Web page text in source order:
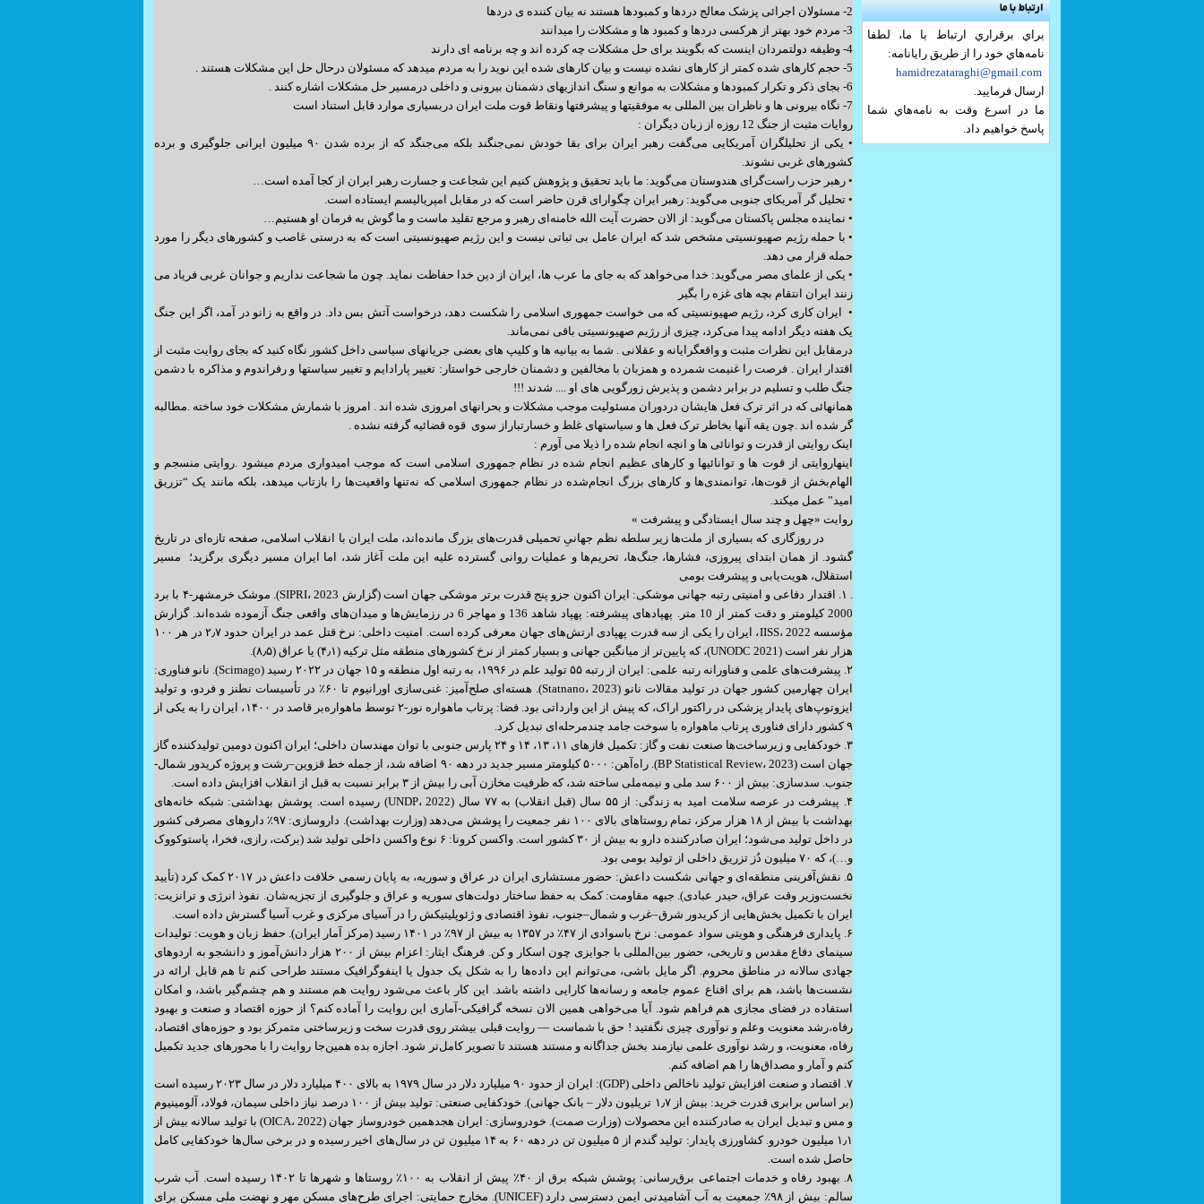
ارتباط با ما
براي برقراري ارتباط با ما، لطفا
نامه‌هاي خود را از طريق رايانامه:
hamidrezataraghi@gmail.com
ارسال فرماييد.
ما در اسرع وقت به نامه‌هاي شما
پاسخ خواهيم داد.
2- مسئولان اجرائی پزشک معالج دردها و کمبودها هستند نه بیان کننده ی دردها
3- مردم خود بهتر از هرکسی دردها و کمبود ها و مشکلات را میدانند
4- وظیفه دولتمردان اینست که بگویند برای حل مشکلات چه کرده اند و چه برنامه ای دارند
5- حجم کارهای شده کمتر از کارهای نشده نیست و بیان کارهای شده این نوید را به مردم میدهد که مسئولان درحال حل این مشکلات هستند .
6- بجای ذکر و تکرار کمبودها و مشکلات به موانع و سنگ اندازیهای دشمنان بیرونی و داخلی درمسیر حل مشکلات اشاره کنند .
7- نگاه بیرونی ها و ناظران بین المللی به موفقیتها و پیشرفتها ونقاط قوت ملت ایران دربسیاری موارد قابل استناد است
روایات مثبت از جنگ 12 روزه از زبان دیگران :
• یکی از تحلیلگران آمریکایی می‌گفت رهبر ایران برای بقا خودش نمی‌جنگند بلکه می‌جنگد که از برده شدن ۹۰ میلیون ایرانی جلوگیری و برده
کشورهای غربی نشوند.
• رهبر حزب راست‌گرای هندوستان می‌گوید: ما باید تحقیق و پژوهش کنیم این شجاعت و جسارت رهبر ایران از کجا آمده است…
• تحلیل گر آمریکای جنوبی می‌گوید: رهبر ایران چگوارای قرن حاضر است که در مقابل امپریالیسم ایستاده است.
• نماینده مجلس پاکستان می‌گوید: از الان حضرت آیت الله خامنه‌ای رهبر و مرجع تقلید ماست و ما گوش به فرمان او هستیم…
• با حمله رژیم صهیونسیتی مشخص شد که ایران عامل بی ثباتی نیست و این رژیم صهیونسیتی است که به درستی غاصب و کشورهای دیگر را مورد
حمله قرار می دهد.
• یکی از علمای مصر می‌گوید: خدا می‌خواهد که به جای ما عرب ها، ایران از دین خدا حفاظت نماید. چون ما شجاعت نداریم و جوانان غربی فریاد می
زنند ایران انتقام بچه های غزه را بگیر
• ایران کاری کرد، رژیم صهیونسیتی که می خواست جمهوری اسلامی را شکست دهد، درخواست آتش بس داد. در واقع به زانو در آمد، اگر این جنگ
یک هفته دیگر ادامه پیدا می‌کرد، چیزی از رژیم صهیونسیتی باقی نمی‌ماند.
درمقابل این نظرات مثبت و واقعگرایانه و عقلانی . شما به بیانیه ها و کلیپ های بعضی جریانهای سیاسی داخل کشور نگاه کنید که بجای روایت مثبت از
اقتدار ایران . فرصت را غنیمت شمرده و همزبان با مخالفین و دشمنان خارجی خواستار: تغییر پارادایم و تغییر سیاستها و رفراندوم و مذاکره با دشمن
جنگ طلب و تسلیم در برابر دشمن و پذیرش زورگویی های او .... شدند !!!
همانهائی که در اثر ترک فعل هایشان دردوران مسئولیت موجب مشکلات و بحرانهای امروزی شده اند . امروز با شمارش مشکلات خود ساخته .مطالبه
گر شده اند .چون یقه آنها بخاطر ترک فعل ها و سیاستهای غلط و خسارتباراز سوی قوه قضائیه گرفته نشده .
اینک روایتی از قدرت و توانائی ها و انچه انجام شده را ذیلا می آورم :
اینهاروایتی از قوت ها و توانائیها و کارهای عظیم انجام شده در نظام جمهوری اسلامی است که موجب امیدواری مردم میشود .روایتی منسجم و
الهام‌بخش از قوت‌ها، توانمندی‌ها و کارهای بزرگ انجام‌شده در نظام جمهوری اسلامی که نه‌تنها واقعیت‌ها را بازتاب میدهد، بلکه مانند یک “تزریق
امید” عمل میکند.
روایت «چهل و چند سال ایستادگی و پیشرفت »
در روزگاری که بسیاری از ملت‌ها زیر سلطه نظم جهانیِ تحمیلی قدرت‌های بزرگ مانده‌اند، ملت ایران با انقلاب اسلامی، صفحه تازه‌ای در تاریخ
گشود. از همان ابتدای پیروزی، فشارها، جنگ‌ها، تحریم‌ها و عملیات روانی گسترده علیه این ملت آغاز شد، اما ایران مسیر دیگری برگزید؛ مسیر
استقلال، هویت‌یابی و پیشرفت بومی
. ۱. اقتدار دفاعی و امنیتی رتبه جهانی موشکی: ایران اکنون جزو پنج قدرت برتر موشکی جهان است (گزارش SIPRI، 2023). موشک خرمشهر-۴ با برد
2000 کیلومتر و دقت کمتر از 10 متر. پهپادهای پیشرفته: پهپاد شاهد 136 و مهاجر 6 در رزمایش‌ها و میدان‌های واقعی جنگ آزموده شده‌اند. گزارش
مؤسسه IISS، 2022، ایران را یکی از سه قدرت پهپادی ارتش‌های جهان معرفی کرده است. امنیت داخلی: نرخ قتل عمد در ایران حدود ۲٫۷ در هر ۱۰۰
هزار نفر است (UNODC 2021)، که پایین‌تر از میانگین جهانی و بسیار کمتر از نرخ کشورهای منطقه مثل ترکیه (۴٫۱) یا عراق (۸٫۵).
۲. پیشرفت‌های علمی و فناورانه رتبه علمی: ایران از رتبه ۵۵ تولید علم در ۱۹۹۶، به رتبه اول منطقه و ۱۵ جهان در ۲۰۲۲ رسید (Scimago). نانو فناوری:
ایران چهارمین کشور جهان در تولید مقالات نانو (Statnano، 2023). هسته‌ای صلح‌آمیز: غنی‌سازی اورانیوم تا ۶۰٪ در تأسیسات نطنز و فردو، و تولید
ایزوتوپ‌های پایدار پزشکی در راکتور اراک، که پیش از این وارداتی بود. فضا: پرتاب ماهواره نور-۲ توسط ماهواره‌بر قاصد در ۱۴۰۰، ایران را به یکی از
۹ کشور دارای فناوری پرتاب ماهواره با سوخت جامد چندمرحله‌ای تبدیل کرد.
۳. خودکفایی و زیرساخت‌ها صنعت نفت و گاز: تکمیل فازهای ۱۱، ۱۳، ۱۴ و ۲۴ پارس جنوبی با توان مهندسان داخلی؛ ایران اکنون دومین تولیدکننده گاز
جهان است (BP Statistical Review، 2023). راه‌آهن: ۵۰۰۰ کیلومتر مسیر جدید در دهه ۹۰ اضافه شد، از جمله خط قزوین–رشت و پروژه کریدور شمال-
جنوب. سدسازی: بیش از ۶۰۰ سد ملی و نیمه‌ملی ساخته شد، که ظرفیت مخازن آبی را بیش از ۳ برابر نسبت به قبل از انقلاب افزایش داده است.
۴. پیشرفت در عرصه سلامت امید به زندگی: از ۵۵ سال (قبل انقلاب) به ۷۷ سال (UNDP، 2022) رسیده است. پوشش بهداشتی: شبکه خانه‌های
بهداشت با بیش از ۱۸ هزار مرکز، تمام روستاهای بالای ۱۰۰ نفر جمعیت را پوشش می‌دهد (وزارت بهداشت). داروسازی: ۹۷٪ داروهای مصرفی کشور
در داخل تولید می‌شود؛ ایران صادرکننده دارو به بیش از ۳۰ کشور است. واکسن کرونا: ۶ نوع واکسن داخلی تولید شد (برکت، رازی، فخرا، پاستوکووک
و…)، که ۷۰ میلیون دُز تزریق داخلی از تولید بومی بود.
۵. نقش‌آفرینی منطقه‌ای و جهانی شکست داعش: حضور مستشاری ایران در عراق و سوریه، به پایان رسمی خلافت داعش در ۲۰۱۷ کمک کرد (تأیید
نخست‌وزیر وقت عراق، حیدر عبادی). جبهه مقاومت: کمک به حفظ ساختار دولت‌های سوریه و عراق و جلوگیری از تجزیه‌شان. نفوذ انرژی و ترانزیت:
ایران با تکمیل بخش‌هایی از کریدور شرق–غرب و شمال–جنوب، نفوذ اقتصادی و ژئوپلیتیکش را در آسیای مرکزی و غرب آسیا گسترش داده است.
۶. پایداری فرهنگی و هویتی سواد عمومی: نرخ باسوادی از ۴۷٪ در ۱۳۵۷ به بیش از ۹۷٪ در ۱۴۰۱ رسید (مرکز آمار ایران). حفظ زبان و هویت: تولیدات
سینمای دفاع مقدس و تاریخی، حضور بین‌المللی با جوایزی چون اسکار و کن. فرهنگ ایثار: اعزام بیش از ۲۰۰ هزار دانش‌آموز و دانشجو به اردوهای
جهادی سالانه در مناطق محروم. اگر مایل باشی، می‌توانم این داده‌ها را به شکل یک جدول یا اینفوگرافیک مستند طراحی کنم تا هم قابل ارائه در
نشست‌ها باشد، هم برای اقناع عموم جامعه و رسانه‌ها کارایی داشته باشد. این کار باعث می‌شود روایت هم مستند و هم چشم‌گیر باشد، و امکان
استفاده در فضای مجازی هم فراهم شود. آیا می‌خواهی همین الان نسخه گرافیکی-آماری این روایت را آماده کنم؟ از حوزه اقتصاد و صنعت و بهبود
رفاه،رشد معنویت وعلم و نوآوری چیزی نگفتید ! حق با شماست — روایت قبلی بیشتر روی قدرت سخت و زیرساختی متمرکز بود و حوزه‌های اقتصاد،
رفاه، معنویت، و رشد نوآوری علمی نیازمند بخش جداگانه و مستند هستند تا تصویر کامل‌تر شود. اجازه بده همین‌جا روایت را با محورهای جدید تکمیل
کنم و آمار و مصداق‌ها را هم اضافه کنم.
۷. اقتصاد و صنعت افزایش تولید ناخالص داخلی (GDP): ایران از حدود ۹۰ میلیارد دلار در سال ۱۹۷۹ به بالای ۴۰۰ میلیارد دلار در سال ۲۰۲۳ رسیده است
(بر اساس برابری قدرت خرید: بیش از ۱٫۷ تریلیون دلار – بانک جهانی). خودکفایی صنعتی: تولید بیش از ۱۰۰ درصد نیاز داخلی سیمان، فولاد، آلومینیوم
و مس و تبدیل ایران به صادرکننده این محصولات (وزارت صمت). خودروسازی: ایران هجدهمین خودروساز جهان (OICA، 2022) با تولید سالانه بیش از
۱٫۱ میلیون خودرو. کشاورزی پایدار: تولید گندم از ۵ میلیون تن در دهه ۶۰ به ۱۴ میلیون تن در سال‌های اخیر رسیده و در برخی سال‌ها خودکفایی کامل
حاصل شده است.
۸. بهبود رفاه و خدمات اجتماعی برق‌رسانی: پوشش شبکه برق از ۴۰٪ پیش از انقلاب به ۱۰۰٪ روستاها و شهرها تا ۱۴۰۲ رسیده است. آب شرب
سالم: بیش از ۹۸٪ جمعیت به آب آشامیدنی ایمن دسترسی دارد (UNICEF). مخارج حمایتی: اجرای طرح‌های مسکن مهر و نهضت ملی مسکن برای